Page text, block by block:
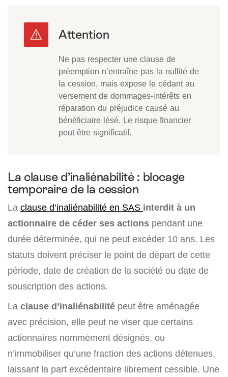
Ne pas respecter une clause de
préemption n’entraîne pas la nullité de
la cession, mais expose le cédant au
versement de dommages-intérêts en
réparation du préjudice causé au
bénéficiaire lésé. Le risque financier
peut être significatif.
La clause d’inaliénabilité : blocage
temporaire de la cession
La clause d’inaliénabilité en SAS interdit à un
actionnaire de céder ses actions pendant une
durée déterminée, qui ne peut excéder 10 ans. Les
statuts doivent préciser le point de départ de cette
période, date de création de la société ou date de
souscription des actions.
La clause d’inaliénabilité peut être aménagée
avec précision, elle peut ne viser que certains
actionnaires nommément désignés, ou
n’immobiliser qu’une fraction des actions détenues,
laissant la part excédentaire librement cessible. Une